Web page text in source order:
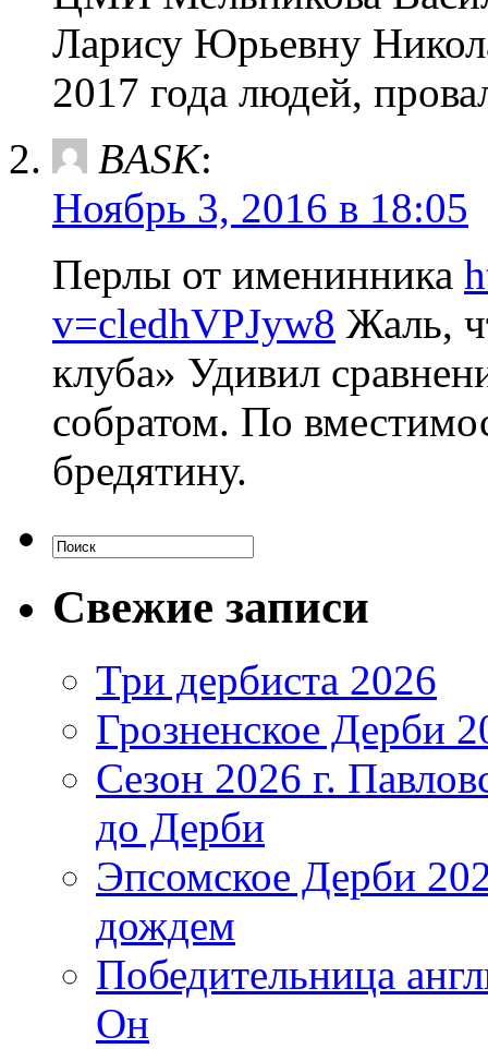
Ларису Юрьевну
2017 года людей,
BASK:
Ноябрь 3, 2016 в 18:05
Перлы от именинника
v=cledhVPJyw8 Жаль,
клуба» Удивил
собратом. По
бредятину.
Свежие записи
Три дербиста 2026
Грозненское Дерби
Сезон 2026 г.
до Дерби
Эпсомское Дерби
дождем
Победительница
Он